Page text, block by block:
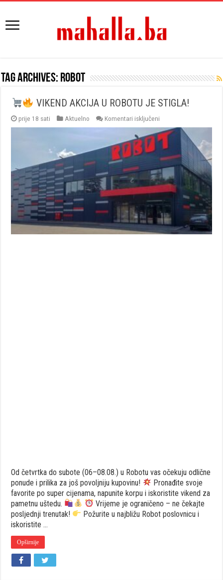
Tag Archives: robot
VIKEND AKCIJA U ROBOTU JE STIGLA!
prije 18 sati Aktuelno Komentari isključeni
VIKEND
AKCIJA
U
ROBOTU
JE
STIGLA!
Od četvrtka do subote (06–08.08.) u Robotu vas očekuju odlične
ponude i prilika za još povoljniju kupovinu!
Pronađite svoje
favorite po super cijenama, napunite korpu i iskoristite vikend za
pametnu uštedu.
Vrijeme je ograničeno – ne čekajte
posljednji trenutak!
Požurite u najbližu Robot poslovnicu i
iskoristite …
Opširnije